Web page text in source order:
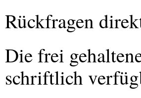
Rückfragen
Die frei
schriftlich